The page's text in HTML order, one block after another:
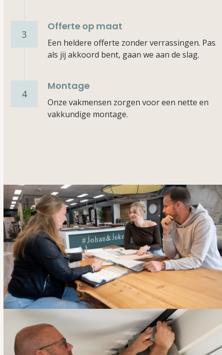
3
Offerte op maat
Een heldere offerte zonder verrassingen. Pas
als jij akkoord bent, gaan we aan de slag.
4
Montage
Onze vakmensen zorgen voor een nette en
vakkundige montage.